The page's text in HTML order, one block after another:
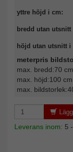
yttre höjd i cm:
bredd utan utsnitt
höjd utan utsnitt i
meterpris
max. bredd:70 cm
max. höjd:100 cm
max.
Leverans inom: 5